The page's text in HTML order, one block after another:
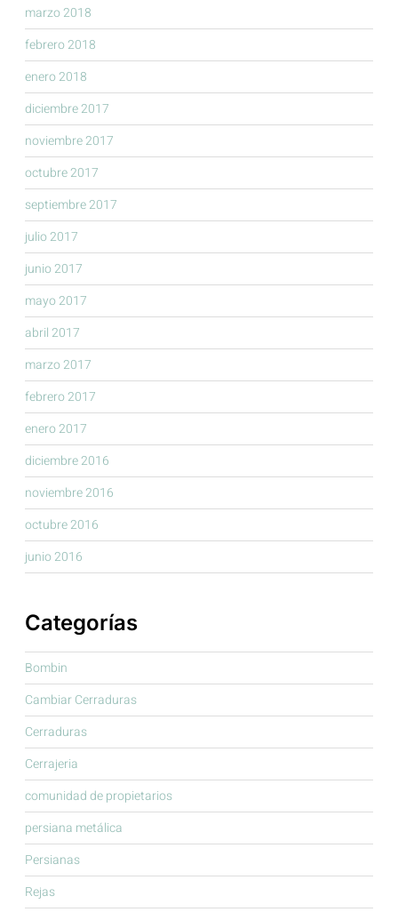
marzo 2018
febrero 2018
enero 2018
diciembre 2017
noviembre 2017
octubre 2017
septiembre 2017
julio 2017
junio 2017
mayo 2017
abril 2017
marzo 2017
febrero 2017
enero 2017
diciembre 2016
noviembre 2016
octubre 2016
junio 2016
Categorías
Bombin
Cambiar Cerraduras
Cerraduras
Cerrajeria
comunidad de propietarios
persiana metálica
Persianas
Rejas